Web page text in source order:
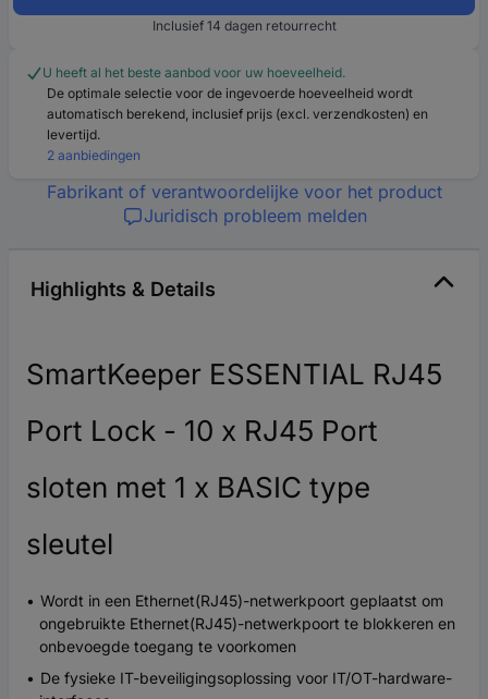
Inclusief 14 dagen retourrecht
U heeft al het beste aanbod voor uw hoeveelheid.
De optimale selectie voor de ingevoerde hoeveelheid wordt
automatisch berekend, inclusief prijs (excl. verzendkosten) en
levertijd.
2 aanbiedingen
Fabrikant of verantwoordelijke voor het product
Juridisch probleem melden
Highlights & Details
SmartKeeper ESSENTIAL RJ45
Port Lock - 10 x RJ45 Port
sloten met 1 x BASIC type
sleutel
Wordt in een Ethernet(RJ45)-netwerkpoort geplaatst om
ongebruikte Ethernet(RJ45)-netwerkpoort te blokkeren en
onbevoegde toegang te voorkomen
De fysieke IT-beveiligingsoplossing voor IT/OT-hardware-